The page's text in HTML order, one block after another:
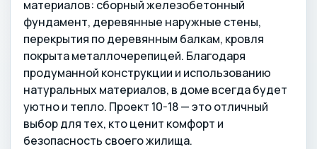
материалов: сборный железобетонный
фундамент, деревянные наружные стены,
перекрытия по деревянным балкам, кровля
покрыта металлочерепицей. Благодаря
продуманной конструкции и использованию
натуральных материалов, в доме всегда будет
уютно и тепло. Проект 10-18 — это отличный
выбор для тех, кто ценит комфорт и
безопасность своего жилища.